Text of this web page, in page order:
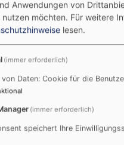
Anwendungen von
möchten. Für weitere
lesen.
(immer erforderlich)
von Daten: Cookie für die
(immer erforderlich)
speichert Ihre